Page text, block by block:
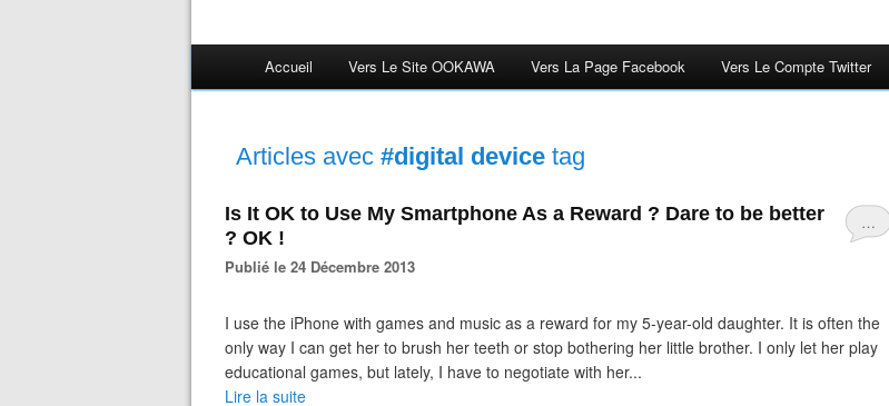
Accueil Vers Le Site OOKAWA Vers La Page Facebook Vers Le Compte Twitter
Articles avec #digital device tag
…
Is It OK to Use My Smartphone As a Reward ? Dare to be better
? OK !
Publié le 24 Décembre 2013
I use the iPhone with games and music as a reward for my 5-year-old daughter. It is often the
only way I can get her to brush her teeth or stop bothering her little brother. I only let her play
educational games, but lately, I have to negotiate with her...
Lire la suite